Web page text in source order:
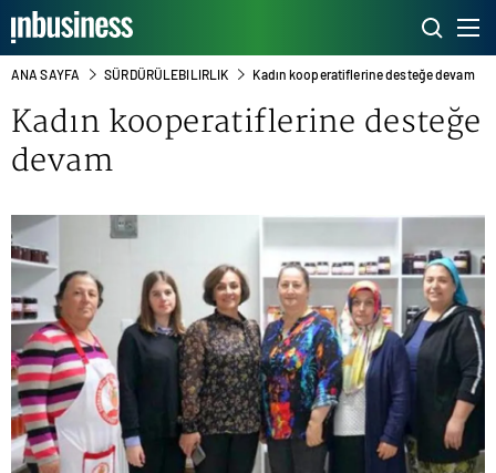
ANA SAYFA SÜRDÜRÜLEBILIRLIK Kadın kooperatiflerine desteğe devam
Kadın kooperatiflerine desteğe
devam